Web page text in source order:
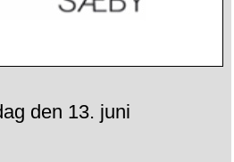
den 13. juni